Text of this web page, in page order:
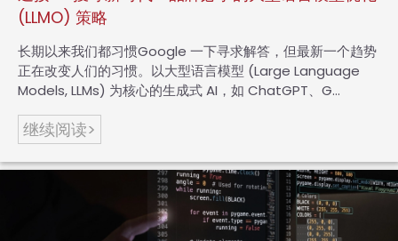
(LLMO) 策略
长期以来我们都习惯Google 一下寻求解答，但最新一个趋势
正在改变人们的习惯。以大型语言模型 (Large Language
Models, LLMs) 为核心的生成式 AI，如 ChatGPT、G…
继续阅读>